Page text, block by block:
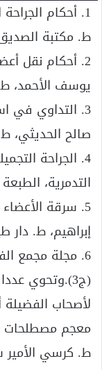
1. أحكام
ط. مكتبة الصديق،
2. أحكام نقل
يوسف الأحمد، ط.
3. التداوي في
صالح الحديثي، ط. دار
4. الجراحة
التدمرية، الطبعة
5. سرقة
إبراهيم، ط. دار طيبة
6. مجلة مجمع
(ج3).وتحوي
لأصحاب
معجم مصطلحات
ط. كرسي الأمير